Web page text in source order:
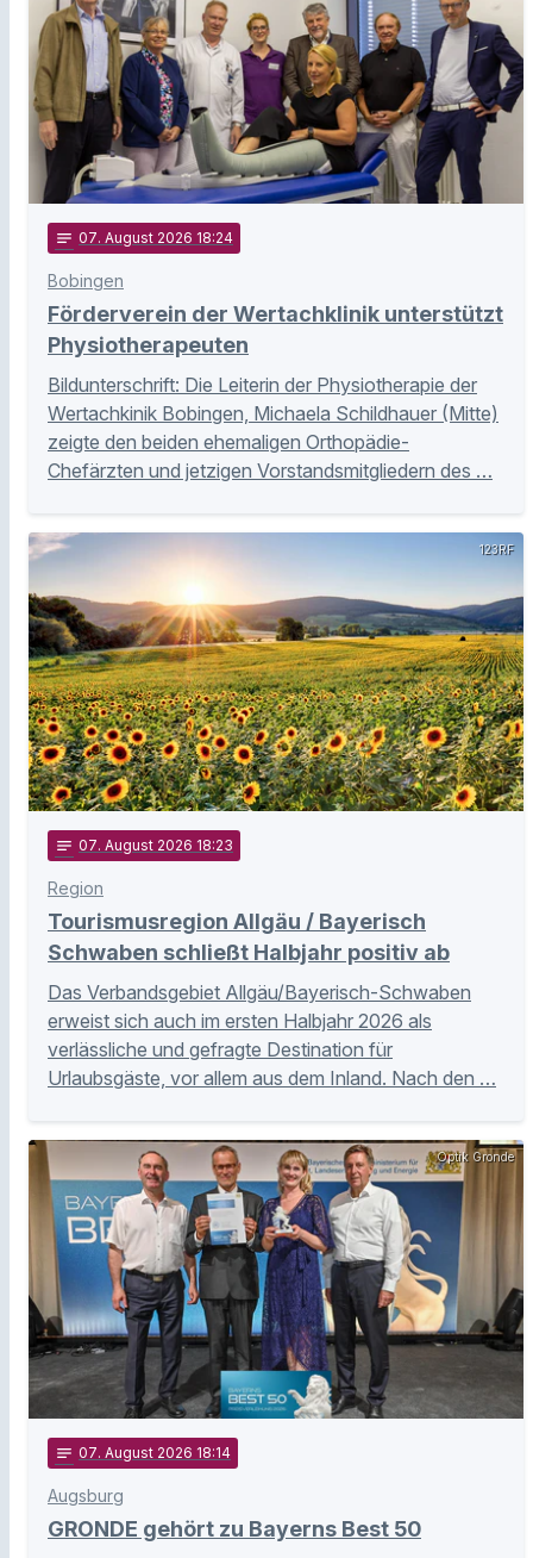
notes 07. August 2026 18:24
Bobingen
Förderverein der Wertachklinik unterstützt
Physiotherapeuten
Bildunterschrift: Die Leiterin der Physiotherapie der
Wertachkinik Bobingen, Michaela Schildhauer (Mitte)
zeigte den beiden ehemaligen Orthopädie-
Chefärzten und jetzigen Vorstandsmitgliedern des …
123RF
notes 07. August 2026 18:23
Region
Tourismusregion Allgäu / Bayerisch
Schwaben schließt Halbjahr positiv ab
Das Verbandsgebiet Allgäu/Bayerisch-Schwaben
erweist sich auch im ersten Halbjahr 2026 als
verlässliche und gefragte Destination für
Urlaubsgäste, vor allem aus dem Inland. Nach den …
Optik Gronde
notes 07. August 2026 18:14
Augsburg
GRONDE gehört zu Bayerns Best 50